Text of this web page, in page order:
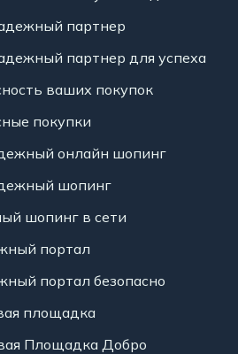
партнер
партнер для успеха
ваших покупок
покупки
онлайн шопинг
шопинг
шопинг в сети
портал
портал безопасно
площадка
Площадка Добро